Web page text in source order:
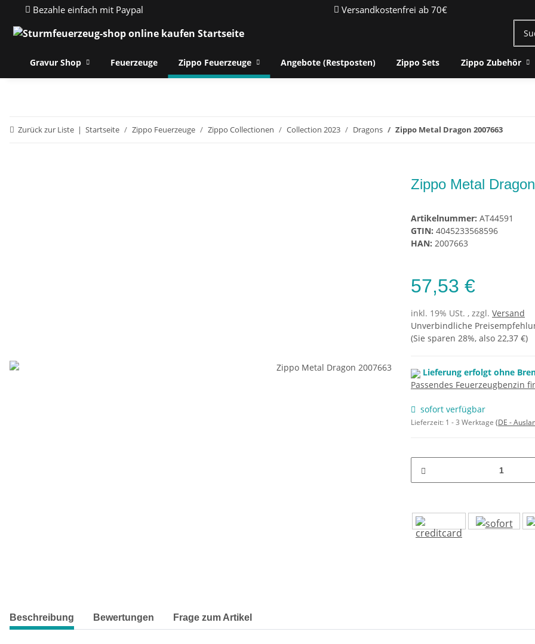
Bezahle einfach mit Paypal Versandkostenfrei ab 70€
Gravur Shop Feuerzeuge Zippo Feuerzeuge Angebote (Restposten) Zippo Sets Zippo Zubehör
Zurück zur Liste Startseite Zippo Feuerzeuge Zippo Collectionen Collection 2023 Dragons Zippo Metal Dragon 2007663
Zippo Metal
Artikelnummer: AT44591
GTIN: 4045233568596
HAN: 2007663
57,53 €
inkl. 19% USt. , zzgl. Versand
Unverbindliche
(Sie sparen 28%, also 22,37 €)
Lieferung erfolgt ohne
Passendes Feuerzeugbenzin
sofort verfügbar
Lieferzeit: 1 - 3 Werktage (DE -
weitere Registerkarten anzeigen
Beschreibung Bewertungen Frage zum Artikel